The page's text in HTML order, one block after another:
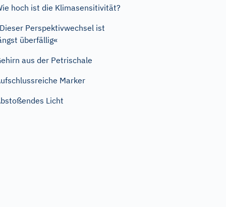
hoch ist die Klimasensitivität?
Perspektivwechsel ist
überfällig«
aus der Petrischale
Marker
Licht